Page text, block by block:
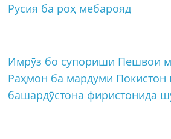
Русия ба роҳ мебарояд
Имрӯз бо супориши Пешвои
Раҳмон ба мардуми Покистон
башардӯстона фиристонида